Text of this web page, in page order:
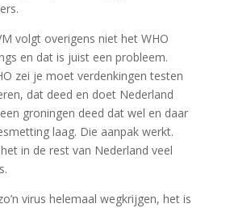
volgt overigens niet het WHO
en dat is juist een probleem.
zei je moet verdenkingen testen
dat deed en doet Nederland
groningen deed dat wel en daar
laag. Die aanpak werkt.
in de rest van Nederland veel
virus helemaal wegkrijgen, het is